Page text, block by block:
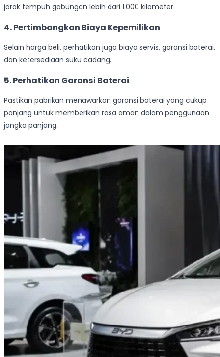
jarak tempuh gabungan lebih dari 1.000 kilometer.
4. Pertimbangkan Biaya Kepemilikan
Selain harga beli, perhatikan juga biaya servis, garansi baterai,
dan ketersediaan suku cadang.
5. Perhatikan Garansi Baterai
Pastikan pabrikan menawarkan garansi baterai yang cukup
panjang untuk memberikan rasa aman dalam penggunaan
jangka panjang.